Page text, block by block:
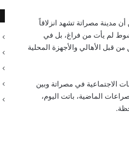
مدينة مصراتة تشهد انزلاقاً
لم يأت من فراغ، بل في
قبل الأهالي والأجهزة المحلية
الاجتماعية في مصراتة وبين
الماضية، باتت اليوم،